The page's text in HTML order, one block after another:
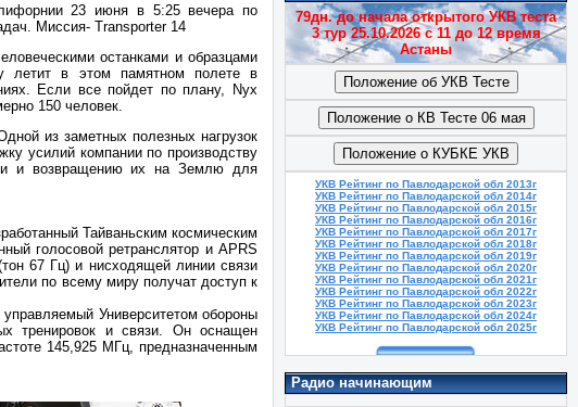
23 июня в 5:25 вечера по
Миссия- Transporter 14
останками и образцами
летит в этом памятном полете в
Если все пойдет по плану, Nyx
150 человек.
из заметных полезных нагрузок
усилий компании по производству
и возвращению их на Землю для
Тайваньским космическим
голосовой ретранслятор и APRS
67 Гц) и нисходящей линии связи
по всему миру получат доступ к
Университетом обороны
тренировок и связи. Он оснащен
145,925 МГц, предназначенным
79дн. до начала открытого УКВ теста
3 тур 25.10.2026 с 11 до 12 время
Астаны
УКВ Рейтинг по Павлодарской обл 2013г
УКВ Рейтинг по Павлодарской обл 2014г
УКВ Рейтинг по Павлодарской обл 2015г
УКВ Рейтинг по Павлодарской обл 2016г
УКВ Рейтинг по Павлодарской обл 2017г
УКВ Рейтинг по Павлодарской обл 2018г
УКВ Рейтинг по Павлодарской обл 2019г
УКВ Рейтинг по Павлодарской обл 2020г
УКВ Рейтинг по Павлодарской обл 2021г
УКВ Рейтинг по Павлодарской обл 2022г
УКВ Рейтинг по Павлодарской обл 2023г
УКВ Рейтинг по Павлодарской обл 2024г
УКВ Рейтинг по Павлодарской обл 2025г
Радио начинающим